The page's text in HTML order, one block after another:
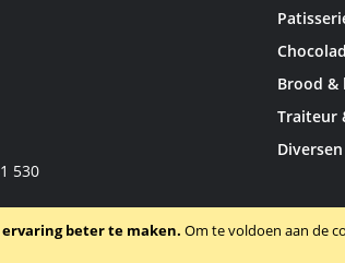
beter te maken. Om te voldoen aan de
530
Brood &
Traiteur
Diversen